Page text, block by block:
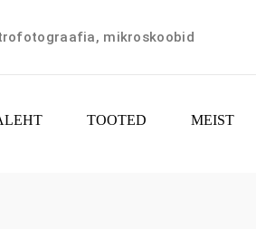
mikroskoobid
TOOTED MEIST